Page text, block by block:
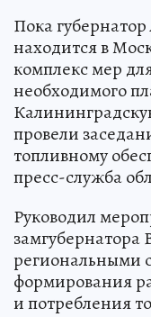
Пока
находится в
комплекс мер
необходимого
провели
топливному
пресс-служба
Руководил
региональными
формирования
и потребления